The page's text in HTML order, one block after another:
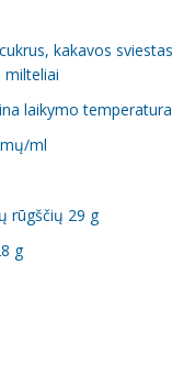
kakavos
milteliai
laikymo
ml
rūgščių 29 g
g